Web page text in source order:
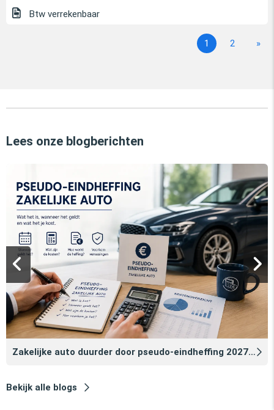
Btw verrekenbaar
1 2 »
Lees onze blogberichten
Zakelijke auto duurder door pseudo‑eindheffing 2027: zo voorkomt u dat
Bekijk alle blogs